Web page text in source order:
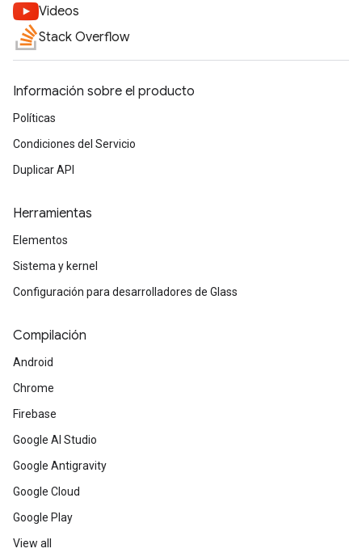
Videos
Stack Overflow
Información sobre el producto
Políticas
Condiciones del Servicio
Duplicar API
Herramientas
Elementos
Sistema y kernel
Configuración para desarrolladores de Glass
Compilación
Android
Chrome
Firebase
Google AI Studio
Google Antigravity
Google Cloud
Google Play
View all